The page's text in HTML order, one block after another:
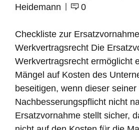
Heidemann
0
Checkliste zur
Werkvertragsrecht Die
Werkvertragsrecht ermöglicht
Mängel auf Kosten des
beseitigen, wenn dieser seiner
Nachbesserungspflicht nicht
Ersatzvornahme stellt sicher,